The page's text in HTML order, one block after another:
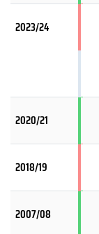
2023/24
2020/21
2018/19
2007/08